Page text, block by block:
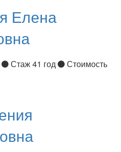
Елена
Стаж 41 год
Стоимость